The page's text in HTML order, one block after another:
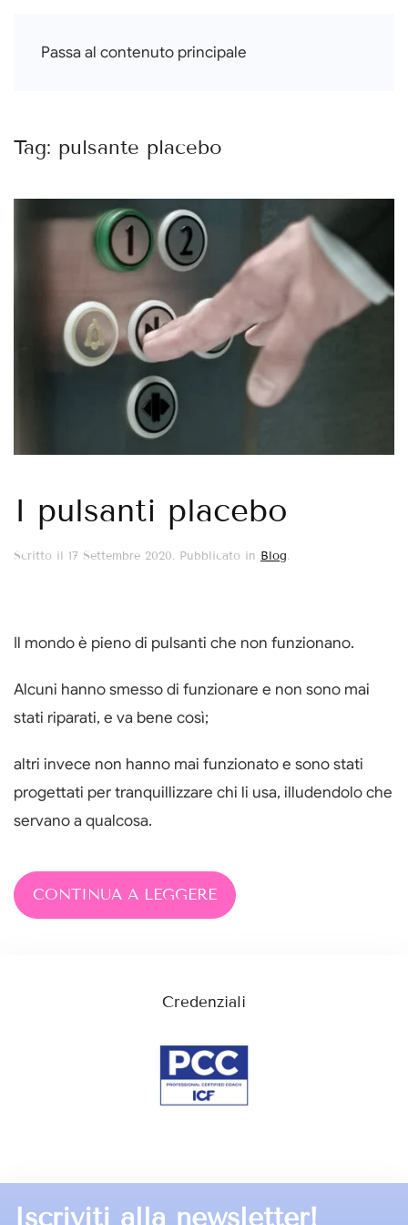
Passa al contenuto principale
Francesca Di Falco
Tag: pulsante placebo
I pulsanti placebo
Scritto il 17 Settembre 2020. Pubblicato in Blog.
Il mondo è pieno di pulsanti che non funzionano.
Alcuni hanno smesso di funzionare e non sono mai
stati riparati, e va bene così;
altri invece non hanno mai funzionato e sono stati
progettati per tranquillizzare chi li usa, illudendolo che
servano a qualcosa.
CONTINUA A LEGGERE
Credenziali
Iscriviti alla newsletter!